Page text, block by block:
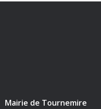
Mairie de Tournemire